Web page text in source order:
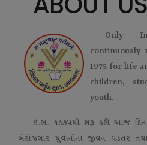
Only
1975 for life
children,
youth.
ઇ.સ. ૧૯૭૫થી શરૂ કરી આજ દિન
બેરોજગાર યુવાનોના જીવન ઘડતર